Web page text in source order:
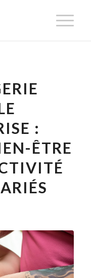
:
ÊTRE